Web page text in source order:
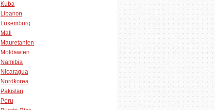
Kuba
Libanon
Luxemburg
Mali
Mauretanien
Moldawien
Namibia
Nicaragua
Nordkorea
Pakistan
Peru